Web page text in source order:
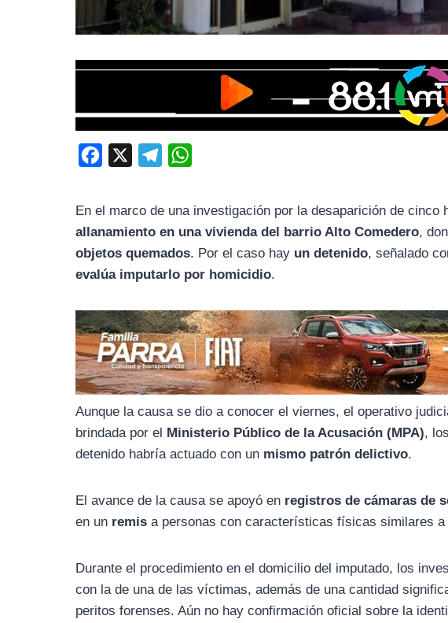
b
o
k
g
r
m
A
p
En el marco de una investigación por la desaparición de cinco
allanamiento en una vivienda del barrio Alto Comedero,
objetos quemados. Por el caso hay un detenido, señalado
evalúa imputarlo por homicidio.
Aunque la causa se dio a conocer el viernes, el operativo
brindada por el Ministerio Público de la Acusación (MPA),
detenido habría actuado con un mismo patrón delictivo.
El avance de la causa se apoyó en registros de cámaras de
en un remis a personas con características físicas similares
Durante el procedimiento en el domicilio del imputado, los
con la de una de las víctimas, además de una cantidad
peritos forenses. Aún no hay confirmación oficial sobre la